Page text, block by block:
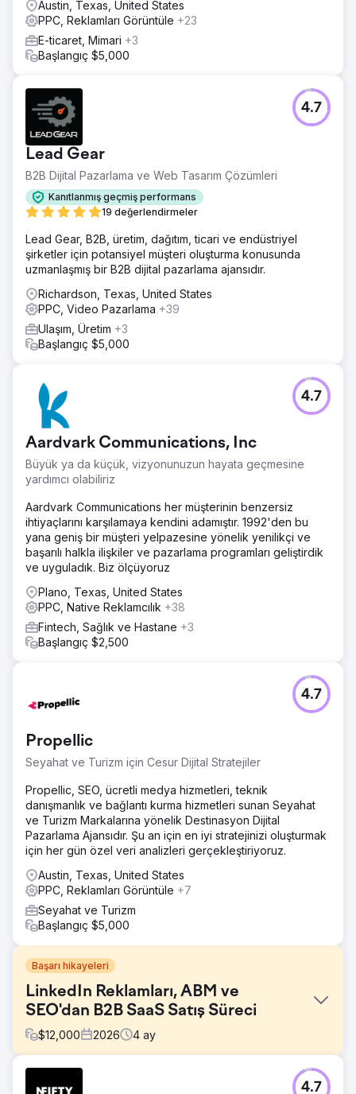
Austin, Texas, United States
PPC, Reklamları Görüntüle +23
E-ticaret, Mimari +3
Başlangıç $5,000
Lead Gear
B2B Dijital Pazarlama ve Web Tasarım Çözümleri
Kanıtlanmış geçmiş performans
19 değerlendirmeler
4.7
Lead Gear, B2B, üretim, dağıtım, ticari ve endüstriyel
şirketler için potansiyel müşteri oluşturma konusunda
uzmanlaşmış bir B2B dijital pazarlama ajansıdır.
Richardson, Texas, United States
PPC, Video Pazarlama +39
Ulaşım, Üretim +3
Başlangıç $5,000
Aardvark Communications, Inc
Büyük ya da küçük, vizyonunuzun hayata geçmesine
yardımcı olabiliriz
4.7
Aardvark Communications her müşterinin benzersiz
ihtiyaçlarını karşılamaya kendini adamıştır. 1992'den bu
yana geniş bir müşteri yelpazesine yönelik yenilikçi ve
başarılı halkla ilişkiler ve pazarlama programları geliştirdik
ve uyguladık. Biz ölçüyoruz
Plano, Texas, United States
PPC, Native Reklamcılık +38
Fintech, Sağlık ve Hastane +3
Başlangıç $2,500
Propellic
Seyahat ve Turizm için Cesur Dijital Stratejiler
4.7
Propellic, SEO, ücretli medya hizmetleri, teknik
danışmanlık ve bağlantı kurma hizmetleri sunan Seyahat
ve Turizm Markalarına yönelik Destinasyon Dijital
Pazarlama Ajansıdır. Şu an için en iyi stratejinizi oluşturmak
için her gün özel veri analizleri gerçekleştiriyoruz.
Austin, Texas, United States
PPC, Reklamları Görüntüle +7
Seyahat ve Turizm
Başlangıç $5,000
Başarı hikayeleri
LinkedIn Reklamları, ABM ve
SEO'dan B2B SaaS Satış Süreci
$12,000 2026 4 ay
İş gücü analitiği alanında faaliyet gösteren bir B2B SaaS
4.7